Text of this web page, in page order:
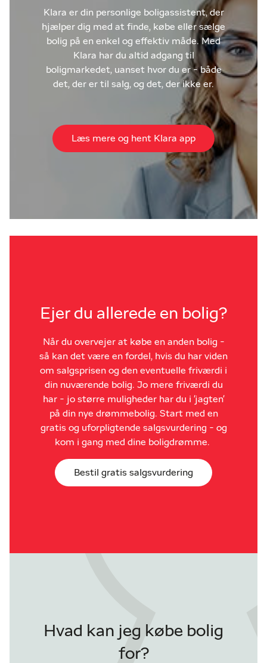
Klara er din personlige boligassistent, der
hjælper dig med at finde, købe eller sælge
bolig på en enkel og effektiv måde. Med
Klara har du altid adgang til
boligmarkedet, uanset hvor du er - både
det, der er til salg, og det, der ikke er.
Læs mere og hent Klara app
Ejer du allerede en bolig?
Når du overvejer at købe en anden bolig -
så kan det være en fordel, hvis du har viden
om salgsprisen og den eventuelle friværdi i
din nuværende bolig. Jo mere friværdi du
har - jo større muligheder har du i 'jagten'
på din nye drømmebolig. Start med en
gratis og uforpligtende salgsvurdering - og
kom i gang med dine boligdrømme.
Bestil gratis salgsvurdering
Hvad kan jeg købe bolig
for?